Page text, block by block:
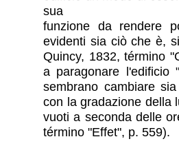
sua
funzione da rendere
evidenti sia ciò che è,
Quincy, 1832, término
a paragonare
sembrano cambiare
con la gradazione della
vuoti a seconda delle
término "Effet", p. 559).